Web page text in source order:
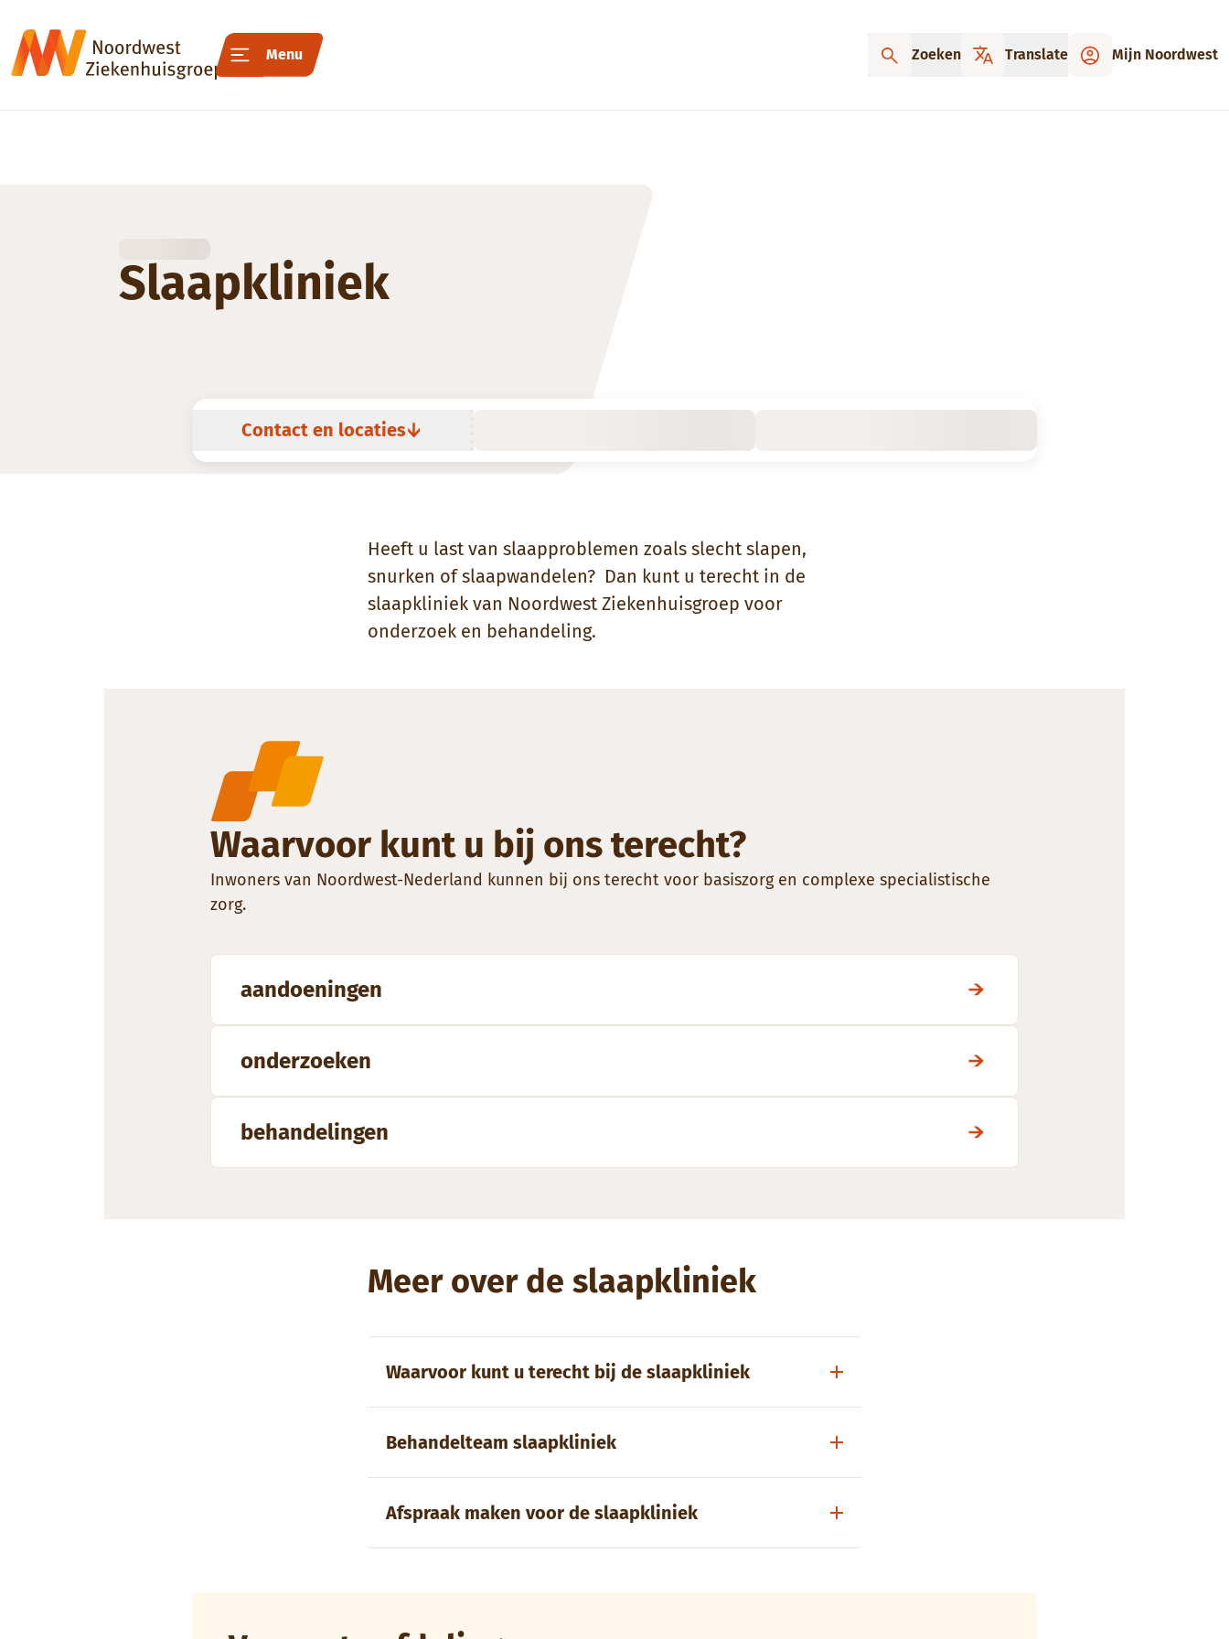
Menu Zoeken Translate Mijn Noordwest
Slaapkliniek
Contact en locaties
Heeft u last van slaapproblemen zoals slecht slapen,
snurken of slaapwandelen? Dan kunt u terecht in de
slaapkliniek van Noordwest Ziekenhuisgroep voor
onderzoek en behandeling.
Waarvoor kunt u bij ons terecht?
Inwoners van Noordwest-Nederland kunnen bij ons terecht voor basiszorg en complexe specialistische
zorg.
aandoeningen
onderzoeken
behandelingen
Meer over de slaapkliniek
Waarvoor kunt u terecht bij de slaapkliniek
Behandelteam slaapkliniek
Afspraak maken voor de slaapkliniek